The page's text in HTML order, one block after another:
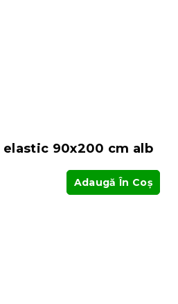
90x200 cm alb
Adaugă În Coş